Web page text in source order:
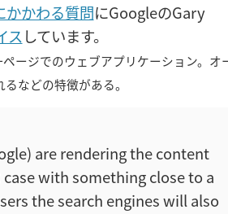
かかわる質問にGoogleのGary
ス しています。
ージでのウェブアプリケーション。オ
などの特徴がある。
are rendering the content
with something close to a
the search engines will also